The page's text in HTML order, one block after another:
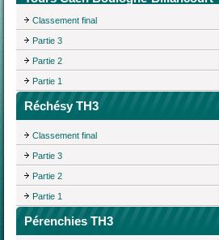
Classement final
Partie 3
Partie 2
Partie 1
Réchésy TH3
Classement final
Partie 3
Partie 2
Partie 1
Pérenchies TH3